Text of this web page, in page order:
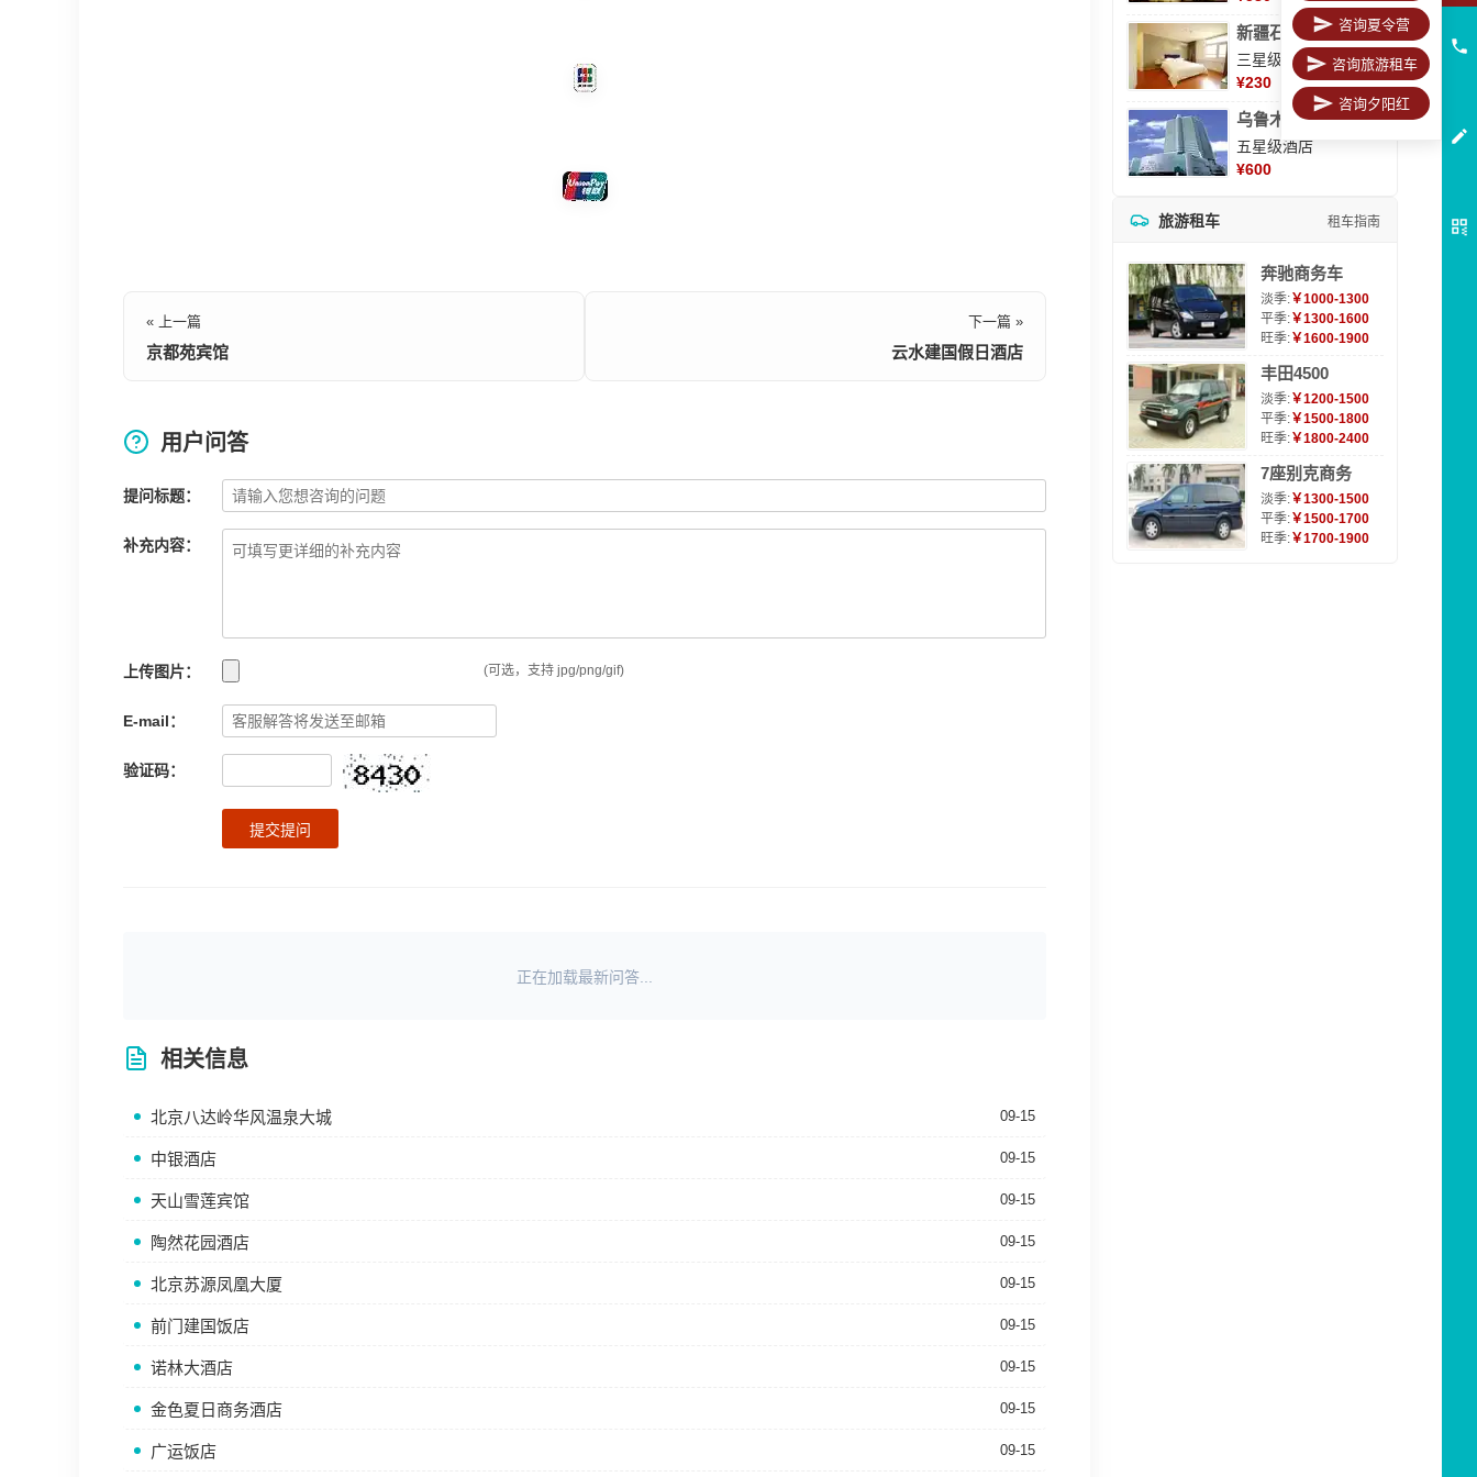
« 上一篇
京都苑宾馆
下一篇 »
云水建国假日酒店
用户问答
提问标题：
补充内容：
上传图片： (可选，支持 jpg/png/gif)
E-mail：
验证码：
提交提问
正在加载最新问答...
相关信息
北京八达岭华风温泉大城 09-15
中银酒店 09-15
天山雪莲宾馆 09-15
陶然花园酒店 09-15
北京苏源凤凰大厦 09-15
前门建国饭店 09-15
诺林大酒店 09-15
金色夏日商务酒店 09-15
广运饭店 09-15
新疆石河子凯瑞酒店
三星级酒店
¥230
乌鲁木齐海德大酒店
五星级酒店
¥600
旅游租车 租车指南
奔驰商务车
淡季:￥1000-1300
平季:￥1300-1600
旺季:￥1600-1900
丰田4500
淡季:￥1200-1500
平季:￥1500-1800
旺季:￥1800-2400
7座别克商务
淡季:￥1300-1500
平季:￥1500-1700
旺季:￥1700-1900
咨询夏令营
咨询旅游租车
咨询夕阳红